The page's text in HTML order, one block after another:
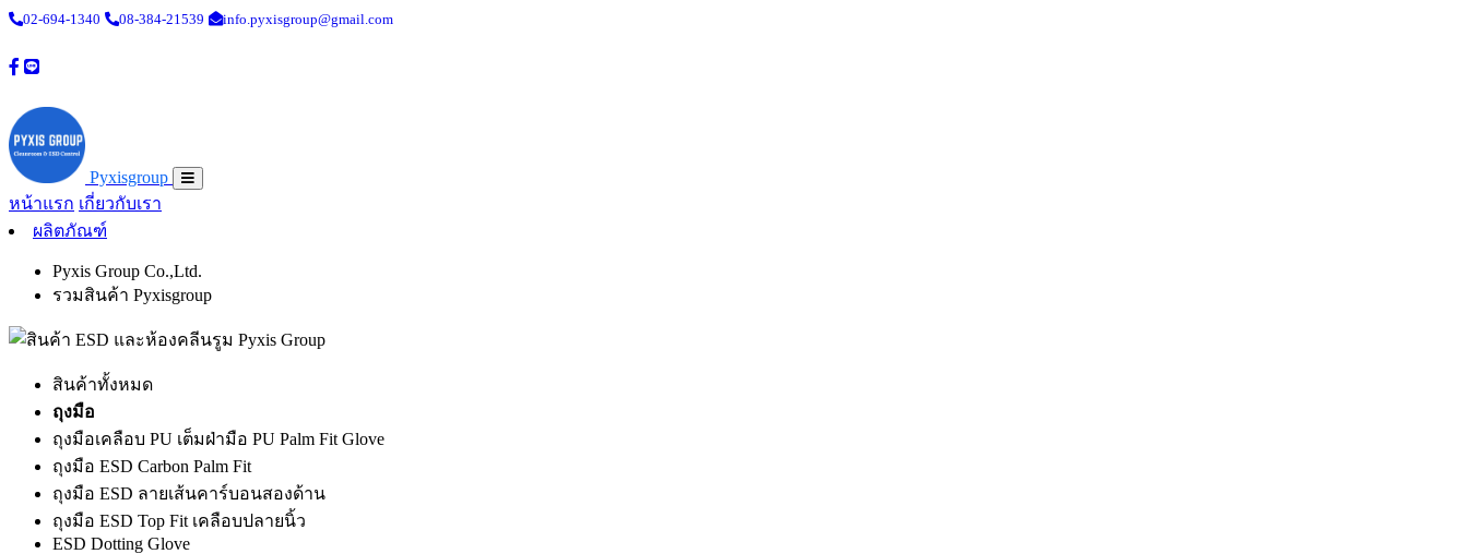
02-694-1340 08-384-21539 info.pyxisgroup@gmail.com
Pyxisgroup
หน้าแรก เกี่ยวกับเรา
ผลิตภัณฑ์
Pyxis Group Co.,Ltd.
รวมสินค้า Pyxisgroup
สินค้าทั้งหมด
ถุงมือ
ถุงมือเคลือบ PU เต็มฝ่ามือ PU Palm Fit Glove
ถุงมือ ESD Carbon Palm Fit
ถุงมือ ESD ลายเส้นคาร์บอนสองด้าน
ถุงมือ ESD Top Fit เคลือบปลายนิ้ว
ESD Dotting Glove